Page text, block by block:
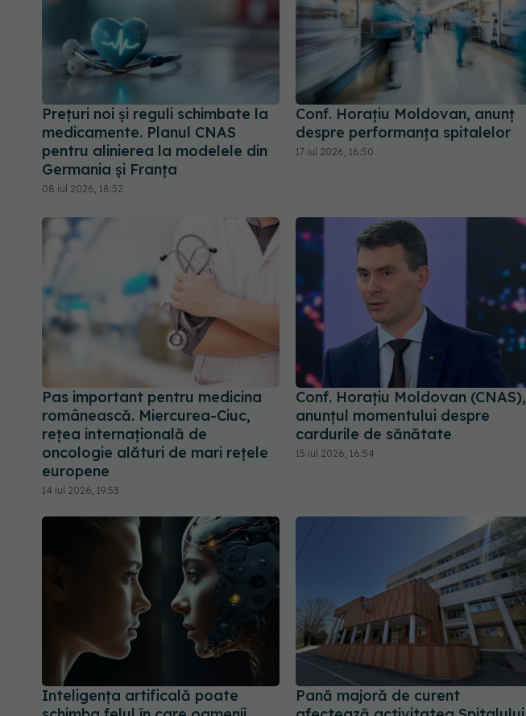
Prețuri noi și reguli schimbate la
medicamente. Planul CNAS
pentru alinierea la modelele din
Germania și Franța
08 iul 2026, 18:52
Conf. Horațiu Moldovan, anunț
despre performanța spitalelor
17 iul 2026, 16:50
Pas important pentru medicina
românească. Miercurea-Ciuc,
rețea internațională de
oncologie alături de mari rețele
europene
14 iul 2026, 19:53
Conf. Horațiu Moldovan (CNAS),
anunțul momentului despre
cardurile de sănătate
15 iul 2026, 16:54
Inteligența artificală poate
Pană majoră de curent